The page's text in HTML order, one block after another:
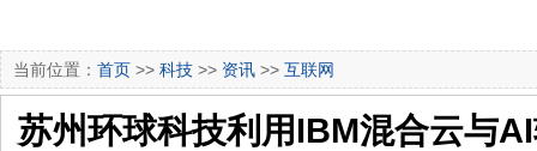
当前位置： 首页 >> 科技 >> 资讯 >> 互联网
苏州环球科技利用IBM混合云与